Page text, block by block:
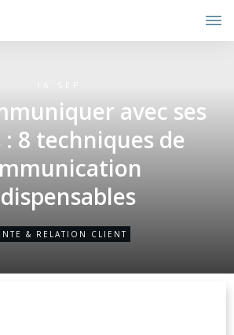
avec ses
8 techniques de
& RELATION CLIENT